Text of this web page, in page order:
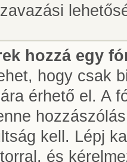
hozzá egy
hogy csak
érhető el. A
kell. Lépj
és